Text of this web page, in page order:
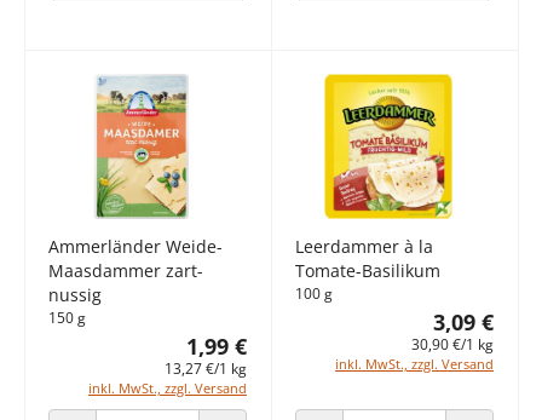
Ammerländer Weide-
Maasdammer zart-
nussig
150 g
1,99 €
13,27 €/1 kg
inkl. MwSt., zzgl. Versand
Leerdammer à la
Tomate-Basilikum
100 g
3,09 €
30,90 €/1 kg
inkl. MwSt., zzgl. Versand